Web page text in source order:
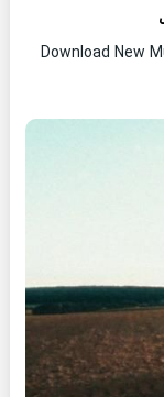
Download New